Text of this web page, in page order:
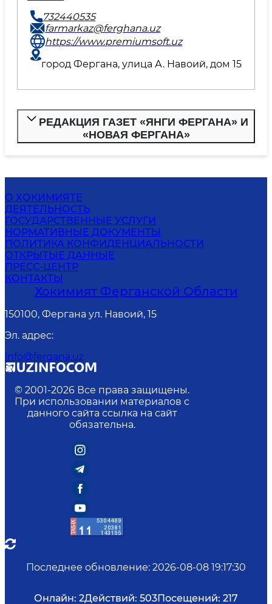
732440535
farmarkaz@ferghana.uz
https://www.premiumsoft.uz
город Фергана, улица А. Навоий, дом 15
РЕДАКЦИЯ ГАЗЕТ «ЯНГИ ФЕРГАНА» И
«НОВАЯ ФЕРГАНА»
О ХОКИМИЯТЕ
ДЕЯТЕЛЬНОСТЬ
ГОСУДАРСТВЕННЫЕ УСЛУГИ
НОРМАТИВНЫЕ ДОКУМЕНТЫ
ПОЛИТИКА КОНФИДЕНЦИАЛЬНОСТИ
ОТКРЫТЫЕ ДАННЫЕ
ПРЕСС-ЦЕНТР
КОНТАКТЫ
Хокимият Ферганской Области
150100, Фергана ул. Навоий, 15
Эл. адрес:
info@fergana.uz
© 2001-2026 Все права защищены.
При использовании материалов с
данного сайта ссылка на сайт
обязательна.
Последнее обновление: 2026-08-08 19:17:30
Онлайн: 2Действий: 503Посещений: 217